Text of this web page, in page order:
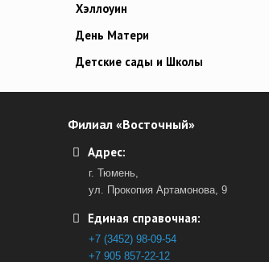
Хэллоуин
День Матери
Детские сады и Школы
Филиал «Восточный»
Адрес:
г. Тюмень,
ул. Прокопия Артамонова, 9
Единая справочная:
+7 (3452) 98-09-54
+7 905 857-22-12